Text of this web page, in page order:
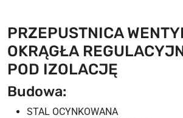
PRZEPUSTNICA
OKRĄGŁA
POD IZOLACJĘ
Budowa:
STAL OCYNKOWANA